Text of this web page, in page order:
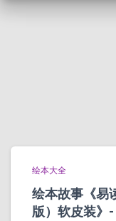
绘本大全
绘本故事《易
版）软皮装》